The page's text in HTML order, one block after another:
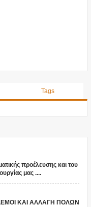
Tags
προέλευσης και του
μας ....
ΚΑΙ ΑΛΛΑΓΗ ΠΟΛΩΝ